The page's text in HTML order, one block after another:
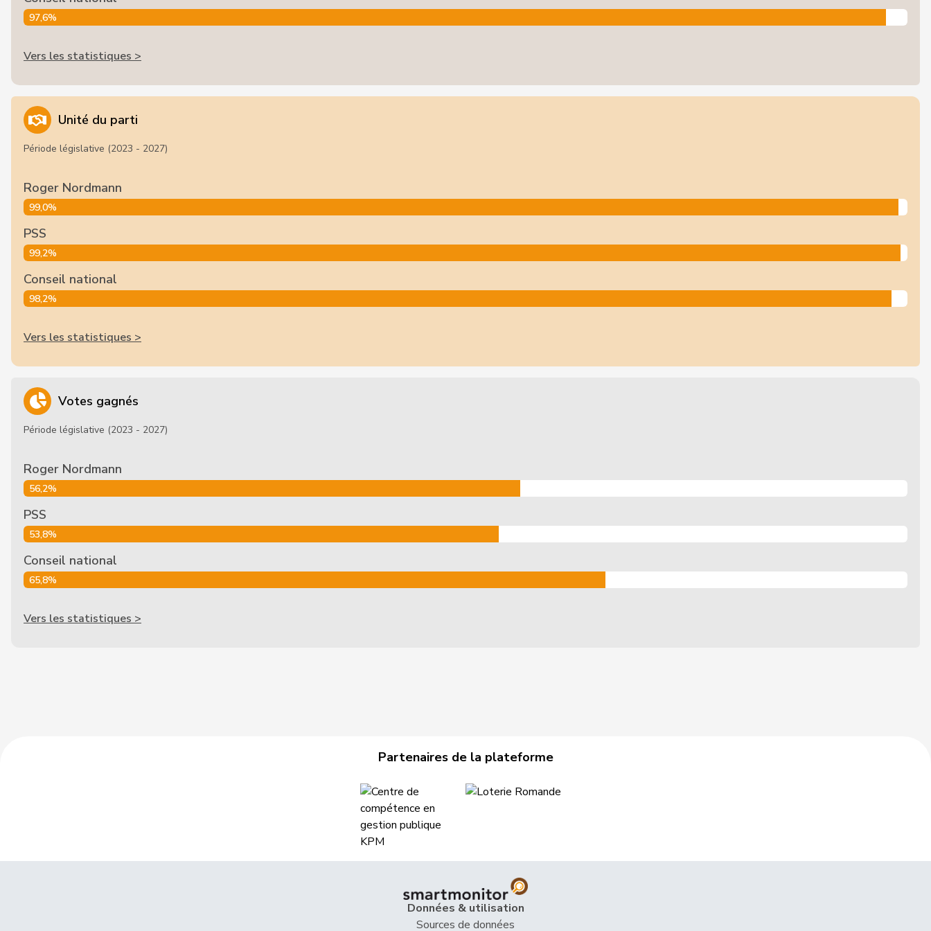
97,6%
Vers les statistiques >
Unité du parti
Période législative (2023 - 2027)
Roger Nordmann
99,0%
PSS
99,2%
Conseil national
98,2%
Vers les statistiques >
Votes gagnés
Période législative (2023 - 2027)
Roger Nordmann
56,2%
PSS
53,8%
Conseil national
65,8%
Vers les statistiques >
Partenaires de la plateforme
Données & utilisation
Sources de données